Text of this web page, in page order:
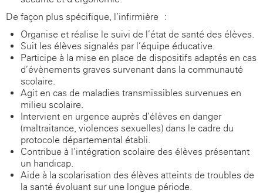
De façon plus spécifique, l’infirmière :
Organise et réalise le suivi de l’état de santé des élèves.
Suit les élèves signalés par l’équipe éducative.
Participe à la mise en place de dispositifs adaptés en cas
d’évènements graves survenant dans la communauté
scolaire.
Agit en cas de maladies transmissibles survenues en
milieu scolaire.
Intervient en urgence auprès d’élèves en danger
(maltraitance, violences sexuelles) dans le cadre du
protocole départemental établi.
Contribue à l’intégration scolaire des élèves présentant
un handicap.
Aide à la scolarisation des élèves atteints de troubles de
la santé évoluant sur une longue période.